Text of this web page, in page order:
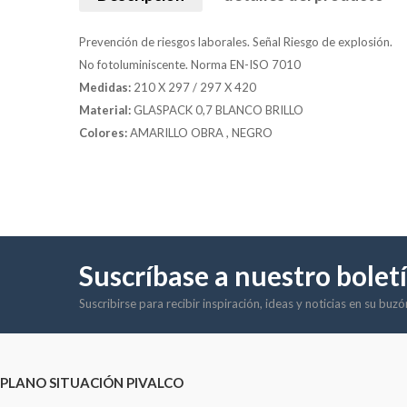
Prevención de riesgos laborales. Señal Riesgo de explosión.
No fotoluminiscente. Norma EN-ISO 7010
Medidas: 210 X 297 / 297 X 420
Material: GLASPACK 0,7 BLANCO BRILLO
Colores:AMARILLO OBRA , NEGRO
Suscríbase a nuestro
Suscribirse para recibir inspiración, ideas y noticias en su
PLANO SITUACIÓN PIVALCO